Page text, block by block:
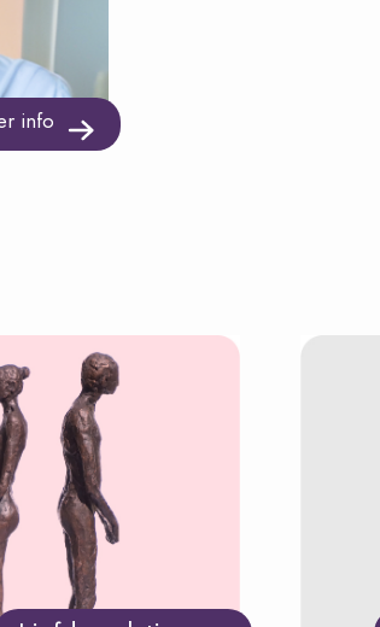
info